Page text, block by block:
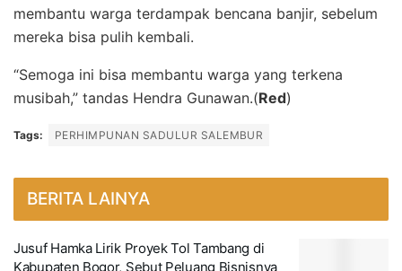
membantu warga terdampak bencana banjir, sebelum
mereka bisa pulih kembali.
“Semoga ini bisa membantu warga yang terkena
musibah,” tandas Hendra Gunawan.(Red)
Tags: PERHIMPUNAN SADULUR SALEMBUR
BERITA LAINYA
Jusuf Hamka Lirik Proyek Tol Tambang di
Kabupaten Bogor, Sebut Peluang Bisnisnya